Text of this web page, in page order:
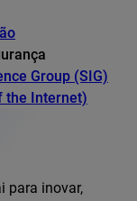
Group (SIG)
the Internet)
para inovar,